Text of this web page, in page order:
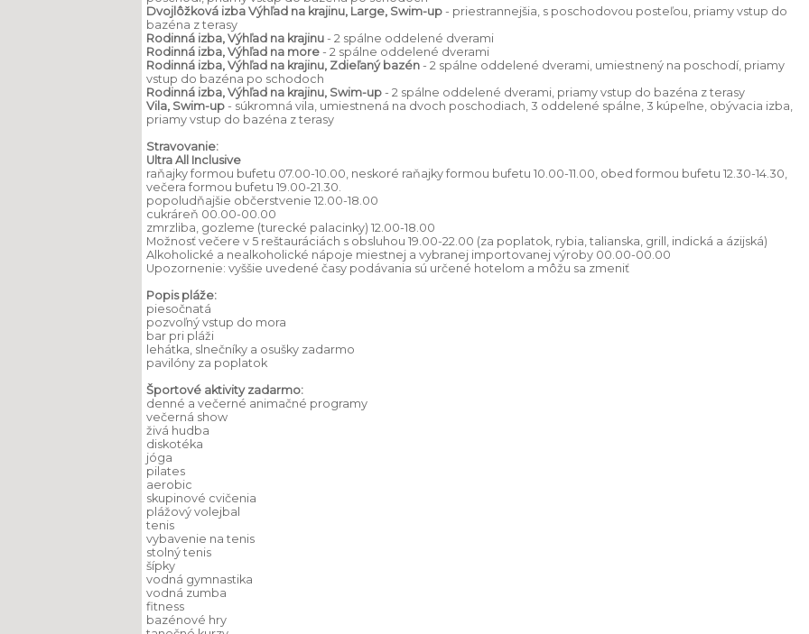
Dvojlôžková izba Výhľad na krajinu, Large, Swim-up - priestrannejšia, s poschodovou posteľou, priamy vstup do
bazéna z terasy
Rodinná izba, Výhľad na krajinu - 2 spálne oddelené dverami
Rodinná izba, Výhľad na more - 2 spálne oddelené dverami
Rodinná izba, Výhľad na krajinu, Zdieľaný bazén - 2 spálne oddelené dverami, umiestnený na poschodí, priamy
vstup do bazéna po schodoch
Rodinná izba, Výhľad na krajinu, Swim-up - 2 spálne oddelené dverami, priamy vstup do bazéna z terasy
Vila, Swim-up - súkromná vila, umiestnená na dvoch poschodiach, 3 oddelené spálne, 3 kúpeľne, obývacia izba,
priamy vstup do bazéna z terasy
Stravovanie:
Ultra All Inclusive
raňajky formou bufetu 07.00-10.00, neskoré raňajky formou bufetu 10.00-11.00, obed formou bufetu 12.30-14.30,
večera formou bufetu 19.00-21.30.
popoludňajšie občerstvenie 12.00-18.00
cukráreň 00.00-00.00
zmrzliba, gozleme (turecké palacinky) 12.00-18.00
Možnosť večere v 5 reštauráciách s obsluhou 19.00-22.00 (za poplatok, rybia, talianska, grill, indická a ázijská)
Alkoholické a nealkoholické nápoje miestnej a vybranej importovanej výroby 00.00-00.00
Upozornenie: vyššie uvedené časy podávania sú určené hotelom a môžu sa zmeniť
Popis pláže:
piesočnatá
pozvoľný vstup do mora
bar pri pláži
lehátka, slnečníky a osušky zadarmo
pavilóny za poplatok
Športové aktivity zadarmo:
denné a večerné animačné programy
večerná show
živá hudba
diskotéka
jóga
pilates
aerobic
skupinové cvičenia
plážový volejbal
tenis
vybavenie na tenis
stolný tenis
šípky
vodná gymnastika
vodná zumba
fitness
bazénové hry